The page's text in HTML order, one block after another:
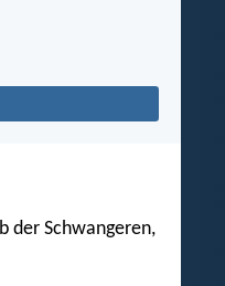
der Schwangeren,